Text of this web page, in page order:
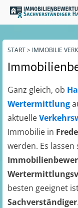
START> IMMOBILIE
Ganz gleich, ob
Wertermittlung
aktuelle
Immobilie in
werden. Es
besten geeignet
Sachverständiger